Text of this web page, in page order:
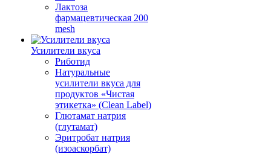
Лактоза
фармацевтическая 200
mesh
Усилители вкуса
Риботид
Натуральные
усилители вкуса для
продуктов «Чистая
этикетка» (Clean Label)
Глютамат натрия
(глутамат)
Эритробат натрия
(изоаскорбат)